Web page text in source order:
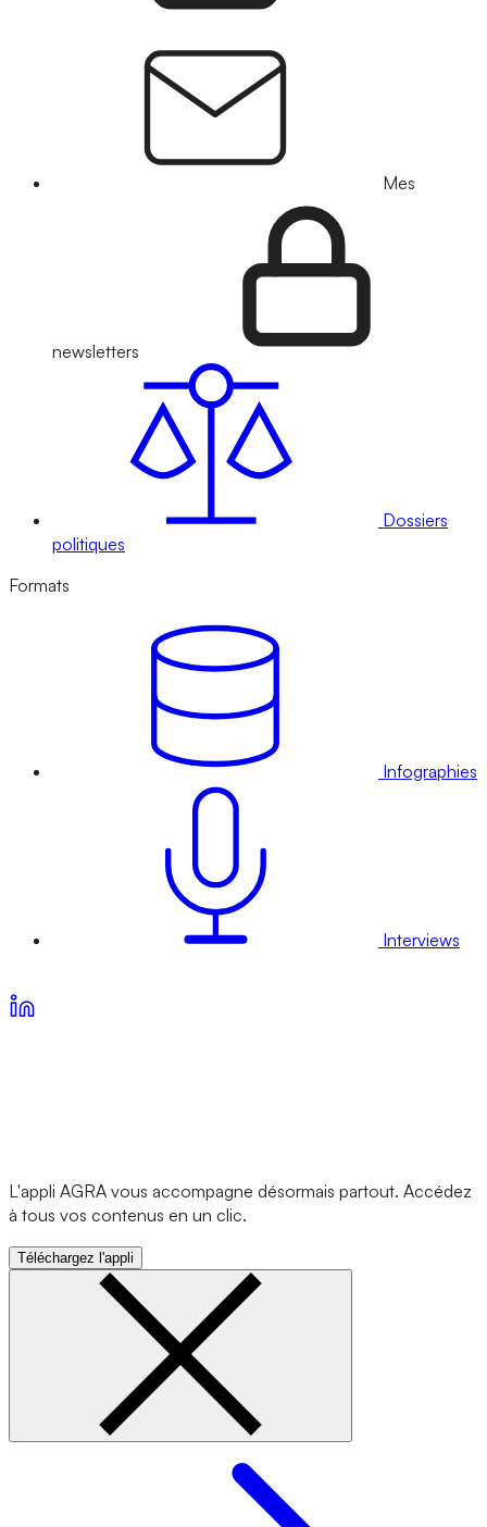
Mes
newsletters
Dossiers
politiques
Formats
Infographies
Interviews
L'appli AGRA vous accompagne désormais partout. Accédez
à tous vos contenus en un clic.
Téléchargez l'appli